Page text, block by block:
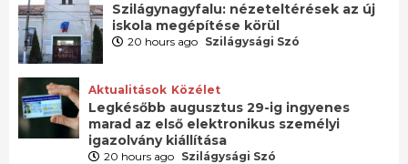
Szilágynagyfalu: nézeteltérések az új
iskola megépítése körül
20 hours ago Szilágysági Szó
Aktualitások Közélet
Legkésőbb augusztus 29-ig ingyenes
marad az első elektronikus személyi
igazolvány kiállítása
20 hours ago Szilágysági Szó